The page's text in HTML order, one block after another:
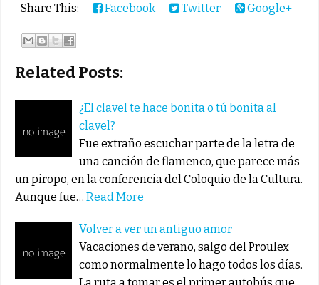
Share This: Facebook Twitter Google+
Related Posts:
¿El clavel te hace bonita o tú bonita al
clavel?
Fue extraño escuchar parte de la letra de
una canción de flamenco, que parece más
un piropo, en la conferencia del Coloquio de la Cultura.
Aunque fue… Read More
Volver a ver un antiguo amor
Vacaciones de verano, salgo del Proulex
como normalmente lo hago todos los días.